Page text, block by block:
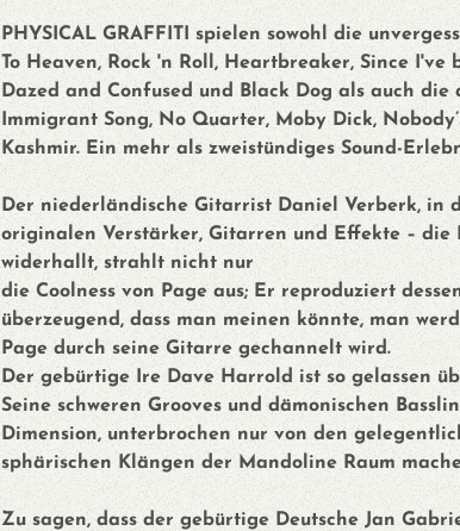
PHYSICAL GRAFFITI spielen sowohl die
To Heaven, Rock 'n Roll, Heartbreaker, Since I've
Dazed and Confused und Black Dog als auch
Immigrant Song, No Quarter, Moby Dick,
Kashmir. Ein mehr als zweistündiges Sound-
Der niederländische Gitarrist Daniel Verberk, in
originalen Verstärker, Gitarren und Effekte – die
widerhallt, strahlt nicht nur
die Coolness von Page aus; Er reproduziert
überzeugend, dass man meinen könnte, man
Page durch seine Gitarre gechannelt wird.
Der gebürtige Ire Dave Harrold ist so gelassen
Seine schweren Grooves und dämonischen
Dimension, unterbrochen nur von den
sphärischen Klängen der Mandoline Raum
Zu sagen, dass der gebürtige Deutsche Jan